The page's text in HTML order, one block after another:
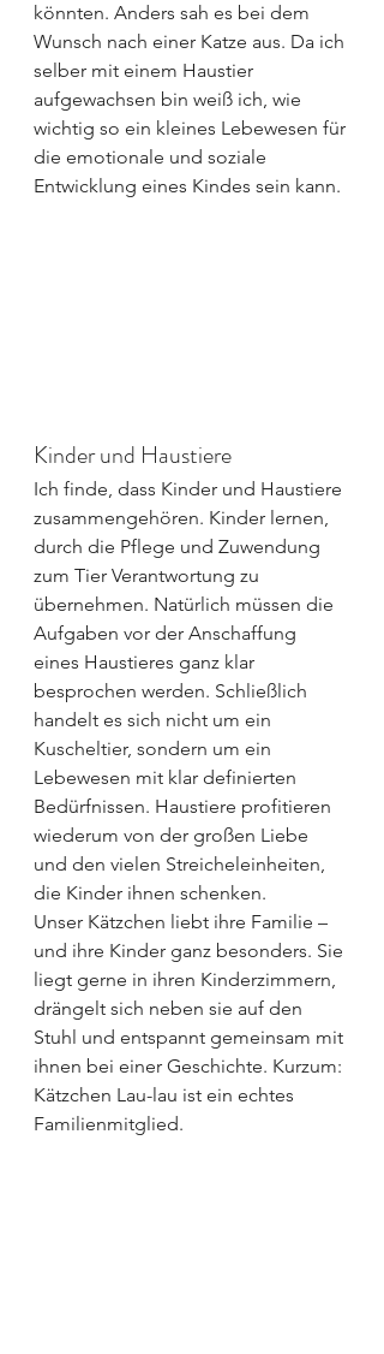
könnten. Anders sah es bei dem
Wunsch nach einer Katze aus. Da ich
selber mit einem Haustier
aufgewachsen bin weiß ich, wie
wichtig so ein kleines Lebewesen für
die emotionale und soziale
Entwicklung eines Kindes sein kann.
Kinder und Haustiere
Ich finde, dass Kinder und Haustiere
zusammengehören. Kinder lernen,
durch die Pflege und Zuwendung
zum Tier Verantwortung zu
übernehmen. Natürlich müssen die
Aufgaben vor der Anschaffung
eines Haustieres ganz klar
besprochen werden. Schließlich
handelt es sich nicht um ein
Kuscheltier, sondern um ein
Lebewesen mit klar definierten
Bedürfnissen. Haustiere profitieren
wiederum von der großen Liebe
und den vielen Streicheleinheiten,
die Kinder ihnen schenken.
Unser Kätzchen liebt ihre Familie –
und ihre Kinder ganz besonders. Sie
liegt gerne in ihren Kinderzimmern,
drängelt sich neben sie auf den
Stuhl und entspannt gemeinsam mit
ihnen bei einer Geschichte. Kurzum:
Kätzchen Lau-lau ist ein echtes
Familienmitglied.